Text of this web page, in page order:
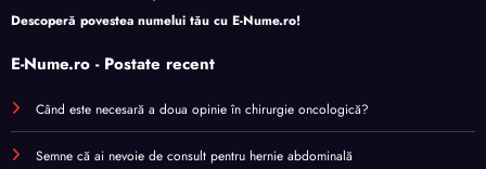
Descoperă povestea numelui tău cu E-Nume.ro!
E-Nume.ro - Postate recent
Când este necesară a doua opinie în chirurgie oncologică?
Semne că ai nevoie de consult pentru hernie abdominală